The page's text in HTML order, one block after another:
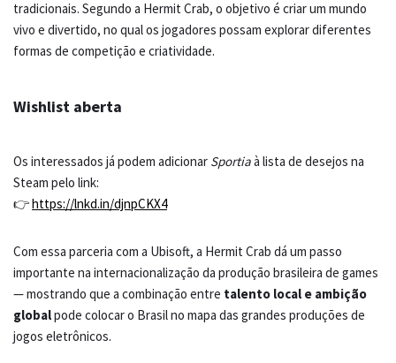
tradicionais. Segundo a Hermit Crab, o objetivo é criar um mundo
vivo e divertido, no qual os jogadores possam explorar diferentes
formas de competição e criatividade.
Wishlist aberta
Os interessados já podem adicionar Sportiaà lista de desejos na
Steam pelo link:
👉https://lnkd.in/djnpCKX4
Com essa parceria com a Ubisoft, a Hermit Crab dá um passo
importante na internacionalização da produção brasileira de games
— mostrando que a combinação entre talento local e ambição
globalpode colocar o Brasil no mapa das grandes produções de
jogos eletrônicos.